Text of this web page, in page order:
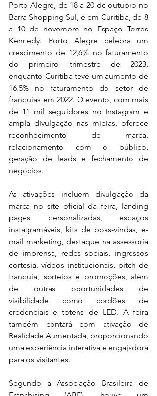
Porto Alegre, de 18 a 20 de outubro no
Barra Shopping Sul, e em Curitiba, de 8
a 10 de novembro no Espaço Torres
Kennedy. Porto Alegre celebra um
crescimento de 12,6% no faturamento
do primeiro trimestre de 2023,
enquanto Curitiba teve um aumento de
16,5% no faturamento do setor de
franquias em 2022. O evento, com mais
de 11 mil seguidores no Instagram e
ampla divulgação nas mídias, oferece
reconhecimento de marca,
relacionamento com o público,
geração de leads e fechamento de
negócios.
As ativações incluem divulgação da
marca no site oficial da feira, landing
pages personalizadas, espaços
instagramáveis, kits de boas-vindas, e-
mail marketing, destaque na assessoria
de imprensa, redes sociais, ingressos
cortesia, vídeos institucionais, pitch de
franquia, sorteios e promoções, além
de outras oportunidades de
visibilidade como cordões de
credenciais e totens de LED. A feira
também contará com ativação de
Realidade Aumentada, proporcionando
uma experiência interativa e engajadora
para os visitantes.
Segundo a Associação Brasileira de